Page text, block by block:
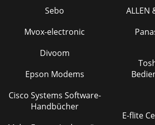
Sebo
Mvox-electronic
Divoom
Epson Modems
Cisco Systems Software-
Handbücher
ALLEN
Toshiba
E-flite Cessna 150 Aerobat